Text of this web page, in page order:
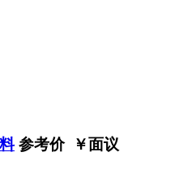
参考价 ￥面议